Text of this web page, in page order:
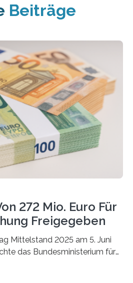
Beiträge
272 Mio. Euro Für
Freigegeben
Mittelstand 2025 am 5. Juni
das Bundesministerium für
in